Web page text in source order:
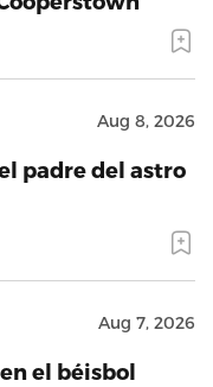
Aug 8, 2026
padre del astro
Aug 7, 2026
el béisbol